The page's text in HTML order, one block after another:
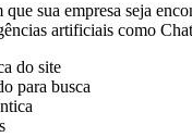
sua empresa seja
artificiais como
do site
para busca